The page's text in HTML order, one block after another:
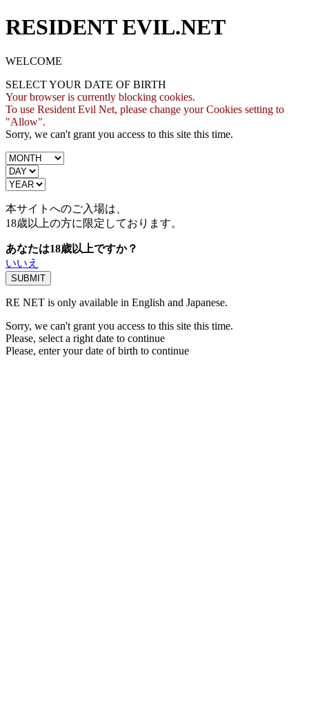
RESIDENT EVIL.NET
WELCOME
SELECT YOUR DATE OF BIRTH
Your browser is currently blocking cookies.
To use Resident Evil Net, please change your Cookies setting to
"Allow".
Sorry, we can't grant you access to this site this time.
本サイトへのご入場は、
18歳以上の方に限定しております。
あなたは18歳以上ですか？
いいえ
RE NET is only available in English and Japanese.
Sorry, we can't grant you access to this site this time.
Please, select a right date to continue
Please, enter your date of birth to continue